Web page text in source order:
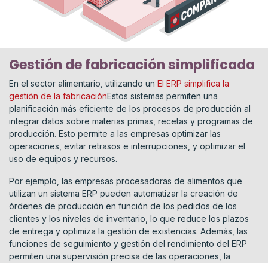
Gestión de fabricación simplificada
En el sector alimentario, utilizando un El ERP simplifica la
gestión de la fabricaciónEstos sistemas permiten una
planificación más eficiente de los procesos de producción al
integrar datos sobre materias primas, recetas y programas de
producción. Esto permite a las empresas optimizar las
operaciones, evitar retrasos e interrupciones, y optimizar el
uso de equipos y recursos.
Por ejemplo, las empresas procesadoras de alimentos que
utilizan un sistema ERP pueden automatizar la creación de
órdenes de producción en función de los pedidos de los
clientes y los niveles de inventario, lo que reduce los plazos
de entrega y optimiza la gestión de existencias. Además, las
funciones de seguimiento y gestión del rendimiento del ERP
permiten una supervisión precisa de las operaciones, la